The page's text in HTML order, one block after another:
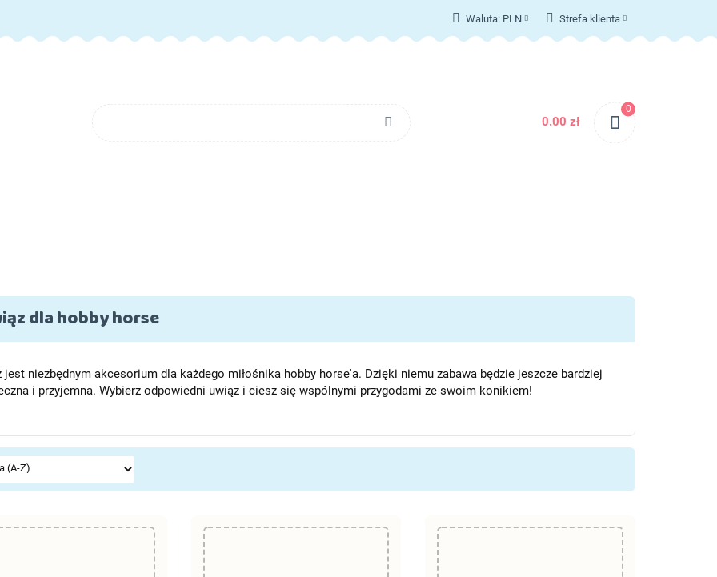
Waluta: PLN Strefa klienta
Zgody cookies
0.00 zł
0
NOWOŚCI FAQ BLOG O NAS KONTAKT
dla hobby horse
jest niezbędnym akcesorium dla każdego miłośnika hobby horse'a. Dzięki niemu zabawa będzie jeszcze bardziej
i przyjemna. Wybierz odpowiedni uwiąz i ciesz się wspólnymi przygodami ze swoim konikiem!